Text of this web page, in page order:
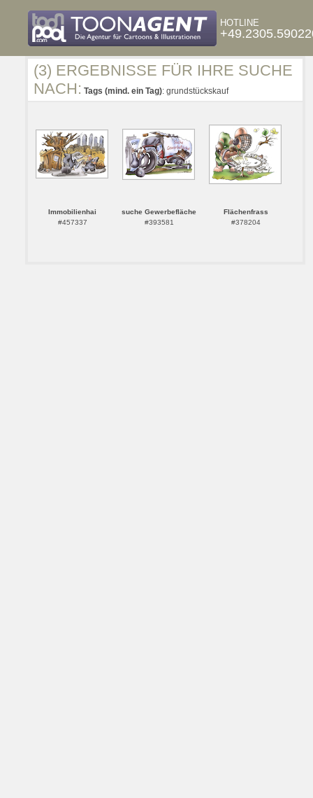
HOTLINE
(3) ERGEBNISSE FÜR IHRE SUCHE
NACH: Tags (mind. ein Tag): grundstückskauf
Immobilienhai
#457337
suche Gewerbefläche
#393581
Flächenfrass
#378204